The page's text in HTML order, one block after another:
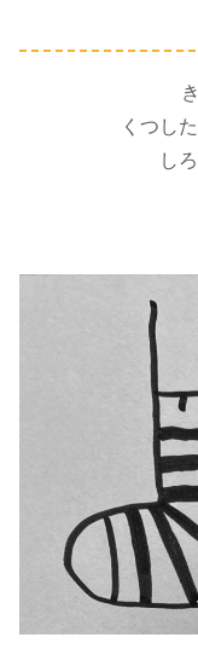
くつし
し